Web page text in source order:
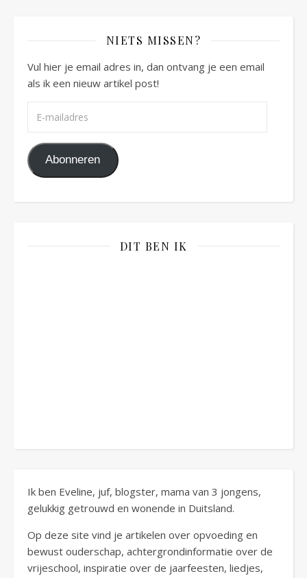
NIETS MISSEN?
Vul hier je email adres in, dan ontvang je een email
als ik een nieuw artikel post!
Abonneren
DIT BEN IK
Ik ben Eveline, juf, blogster, mama van 3 jongens,
gelukkig getrouwd en wonende in Duitsland.
Op deze site vind je artikelen over opvoeding en
bewust ouderschap, achtergrondinformatie over de
vrijeschool, inspiratie over de jaarfeesten, liedjes,